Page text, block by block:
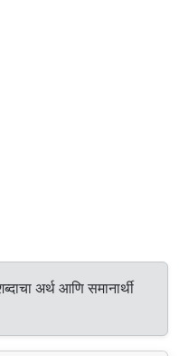
अर्थ आणि समानार्थी